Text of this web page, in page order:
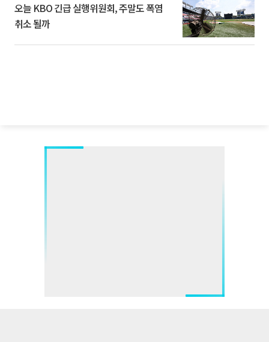
오늘 KBO 긴급 실행위원회, 주말도 폭염
취소 될까